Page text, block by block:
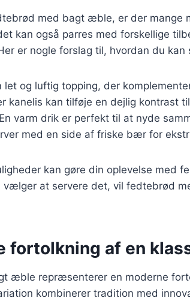
med bagt æble, er der mange
kan også parres med forskellige
er nogle forslag til, hvordan du kan
let og luftig topping, der
kanelis kan tilføje en dejlig kontrast
varm drik er perfekt til at nyde
med en side af friske bær for
kan gøre din oplevelse med
vælger at servere det, vil fedtebrød
fortolkning af en
æble repræsenterer en moderne
kombinerer tradition med